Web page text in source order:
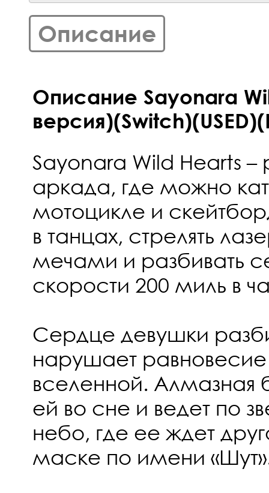
Описание
Описание Sayonara
Sayonara Wild Hearts –
аркада, где можно
мотоцикле и
в танцах, стрелять
мечами и разбивать
скорости 200 миль в
Сердце девушки
нарушает равновесие
вселенной. Алмазная
ей во сне и ведет по
небо, где ее ждет
маске по имени